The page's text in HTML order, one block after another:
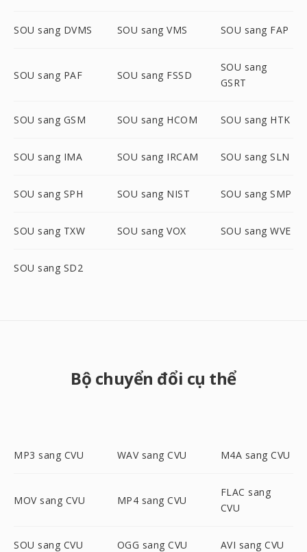
SOU sang DVMS SOU sang VMS SOU sang FAP
SOU sang PAF SOU sang FSSD
SOU sang
GSRT
SOU sang GSM SOU sang HCOM SOU sang HTK
SOU sang IMA SOU sang IRCAM SOU sang SLN
SOU sang SPH SOU sang NIST SOU sang SMP
SOU sang TXW SOU sang VOX SOU sang WVE
SOU sang SD2
Bộ chuyển đổi cụ thể
MP3 sang CVU WAV sang CVU M4A sang CVU
MOV sang CVU MP4 sang CVU
FLAC sang
CVU
SOU sang CVU OGG sang CVU AVI sang CVU